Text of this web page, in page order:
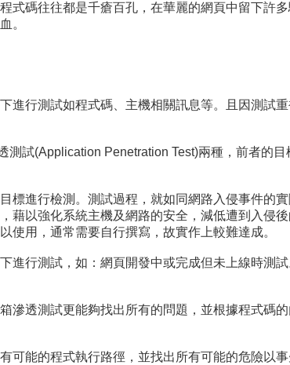
式碼往往都是千瘡百孔，在華麗的網頁中留下許
。
行測試如程式碼、主機相關訊息等。且因測試
試(Application Penetration Test)兩種，前者的
標進行檢測。測試過程，就如同網路入侵事件的
藉以強化系統主機及網路的安全，減低遭到入侵
使用，通常需要自行撰寫，故實作上較難達成。
行測試，如：網頁開發中或完成但未上線時測
透測試更能夠找出所有的問題，並根據程式碼
能的程式執行路徑，並找出所有可能的危險以